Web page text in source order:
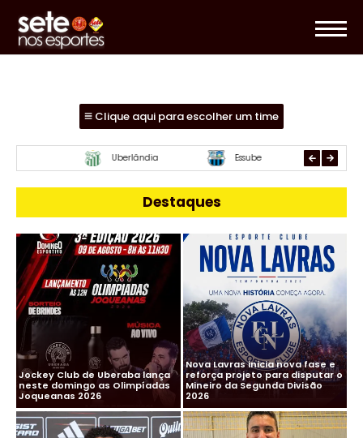
Clique aqui para escolher um time
Mamoré URT
Destaques
Jockey Club de Uberaba lança
neste domingo as Olimpíadas
Joqueanas 2026
Nova Lavras inicia nova fase e
reforça projeto para disputar o
Mineiro da Segunda Divisão
2026